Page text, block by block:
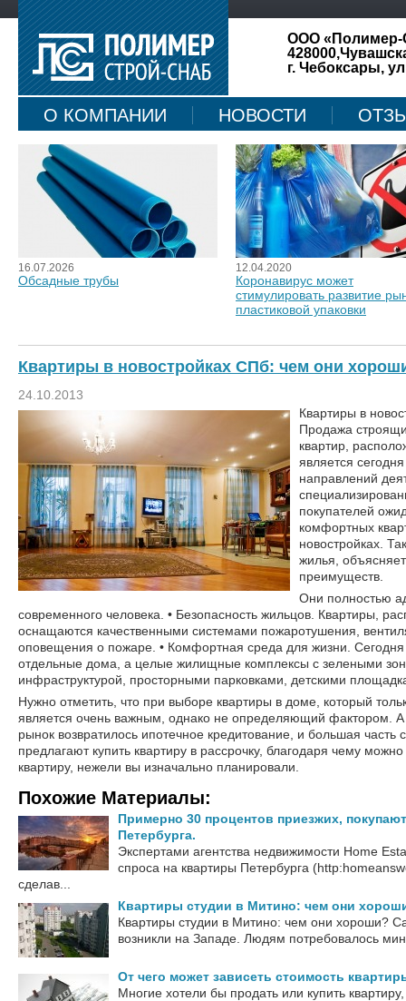
ООО «Полимер-
г. Чебоксары,
О КОМПАНИИ НОВОСТИ
КАРТА САЙТА
16.07.2026
Обсадные трубы
12.04.2020
Коронавирус может
стимулировать развитие
пластиковой упаковки
Квартиры в новостройках СПб: чем они
24.10.2013
Квартиры в
Продажа
квартир,
является
направлений
покупателей
комфортных
новостройках.
жилья,
преимуществ.
Они полностью
современного человека. • Безопасность жильцов. Квартиры,
оснащаются качественными системами пожаротушения,
оповещения о пожаре. • Комфортная среда для жизни. Сегодня
отдельные дома, а целые жилищные комплексы с зелеными
инфраструктурой, просторными парковками, детскими
Нужно отметить, что при выборе квартиры в доме, который
является очень важным, однако не определяющий фактором. А
рынок возвратилось ипотечное кредитование, и большая
предлагают купить квартиру в рассрочку, благодаря чему
квартиру, нежели вы изначально планировали.
Похожие Материалы:
Примерно 30 процентов приезжих,
Петербурга.
Экспертами агентства недвижимости Home
спроса на квартиры Петербурга
сделав...
Квартиры студии в Митино: чем они
Квартиры студии в Митино: чем они хороши?
возникли на Западе. Людям потребовалось
От чего может зависеть стоимость
Многие хотели бы продать или купить